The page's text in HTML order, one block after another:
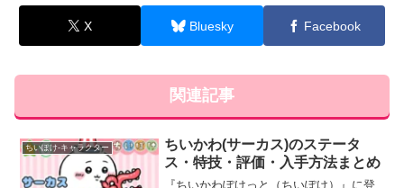
X Bluesky Facebook
関連記事
ちいぽけ-キャラクター
ちいかわ(サーカス)のステータ
ス・特技・評価・入手方法まとめ
『ちいかわぽけっと（ちいぽけ）』に登